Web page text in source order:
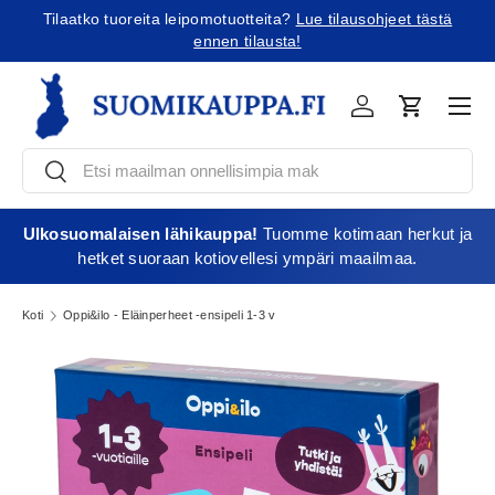
Tilaatko tuoreita leipomotuotteita? Lue tilausohjeet tästä
ennen tilausta!
EtsiEtsi
KirjauduOstoskori
Ulkosuomalaisen lähikauppa! Tuomme kotimaan herkut ja
hetket suoraan kotiovellesi ympäri maailmaa.
Koti Oppi&ilo - Eläinperheet -ensipeli 1-3 v